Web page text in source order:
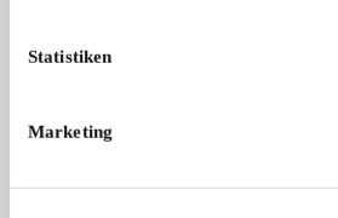
Statistiken
Marketing